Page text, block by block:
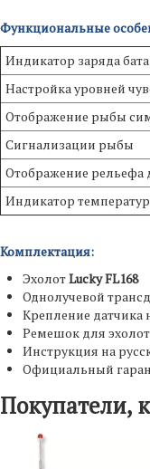
Функциональные
Индикатор заряда
Настройка уровней
Отображение рыбы
Сигнализации рыбы
Отображение рельефа
Индикатор
Комплектация:
ЭхолотLucky FL168
Однолучевой
Крепление датчика
Ремешок для
Инструкция на
Официальный
Покупатели,